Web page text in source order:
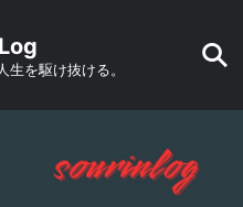
生を駆け抜ける。